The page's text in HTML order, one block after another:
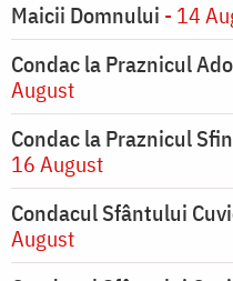
Maicii Domnului - 14
Condac la Praznicul
August
Condac la Praznicul
16 August
Condacul Sfântului
August